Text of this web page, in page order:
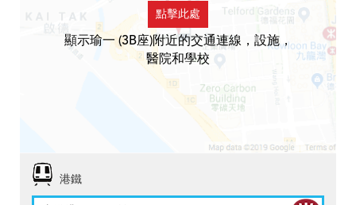
點擊此處
顯示瑜一 (3B座)附近的交通連線，設施，
醫院和學校
港鐵